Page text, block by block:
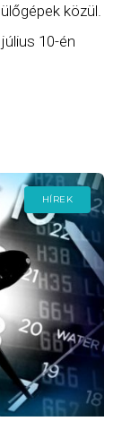
közül.
10-én
HÍREK